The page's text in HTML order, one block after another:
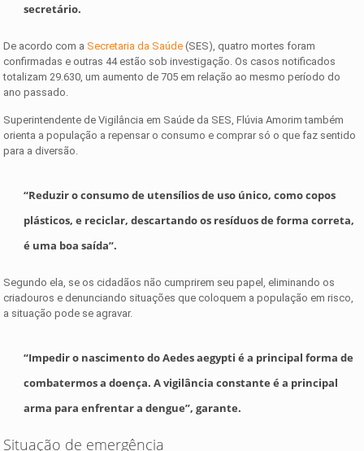
secretário.
De acordo com a Secretaria da Saúde (SES), quatro mortes foram
confirmadas e outras 44 estão sob investigação. Os casos notificados
totalizam 29.630, um aumento de 705 em relação ao mesmo período do
ano passado.
Superintendente de Vigilância em Saúde da SES, Flúvia Amorim também
orienta a população a repensar o consumo e comprar só o que faz sentido
para a diversão.
“Reduzir o consumo de utensílios de uso único, como copos
plásticos, e reciclar, descartando os resíduos de forma correta,
é uma boa saída”.
Segundo ela, se os cidadãos não cumprirem seu papel, eliminando os
criadouros e denunciando situações que coloquem a população em risco,
a situação pode se agravar.
“Impedir o nascimento do Aedes aegypti é a principal forma de
combatermos a doença. A vigilância constante é a principal
arma para enfrentar a dengue”, garante.
Situação de emergência